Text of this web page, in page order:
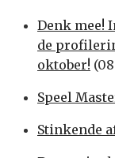
Denk mee!
de
oktober!
Speel
Stinkende